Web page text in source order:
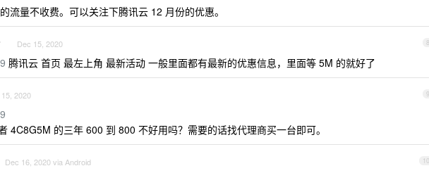
流量不收费。可以关注下腾讯云 12 月份的优惠。
8
Dec 15, 2020
腾讯云 首页 最左上角 最新活动 一般里面都有最新的优惠信息，里面等 5M 的就好了
9
2020
4C8G5M 的三年 600 到 800 不好用吗？需要的话找代理商买一台即可。
10
Dec 16, 2020 via Android